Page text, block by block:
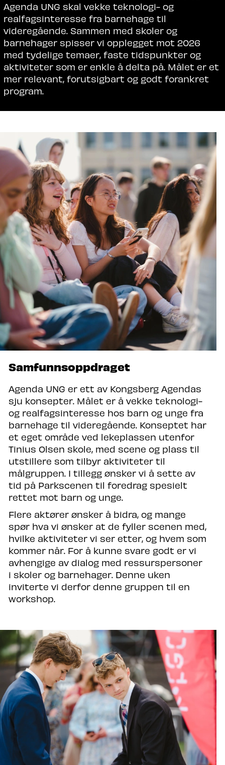
Agenda UNG skal vekke teknologi- og
realfagsinteresse fra barnehage til
videregående. Sammen med skoler og
barnehager spisser vi opplegget mot 2026
med tydelige temaer, faste tidspunkter og
aktiviteter som er enkle å delta på. Målet er et
mer relevant, forutsigbart og godt forankret
program.
Samfunnsoppdraget
Agenda UNG er ett av Kongsberg Agendas
sju konsepter. Målet er å vekke teknologi-
og realfagsinteresse hos barn og unge fra
barnehage til videregående. Konseptet har
et eget område ved lekeplassen utenfor
Tinius Olsen skole, med scene og plass til
utstillere som tilbyr aktiviteter til
målgruppen. I tillegg ønsker vi å sette av
tid på Parkscenen til foredrag spesielt
rettet mot barn og unge.
Flere aktører ønsker å bidra, og mange
spør hva vi ønsker at de fyller scenen med,
hvilke aktiviteter vi ser etter, og hvem som
kommer når. For å kunne svare godt er vi
avhengige av dialog med ressurspersoner
i skoler og barnehager. Denne uken
inviterte vi derfor denne gruppen til en
workshop.